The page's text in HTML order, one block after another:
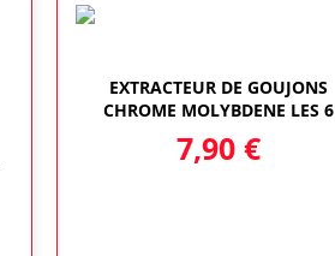
EXTRACTEUR DE GOUJONS
CHROME MOLYBDENE LES 6
7,90 €